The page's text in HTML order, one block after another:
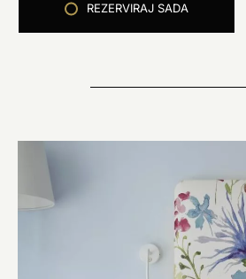
REZERVIRAJ SADA